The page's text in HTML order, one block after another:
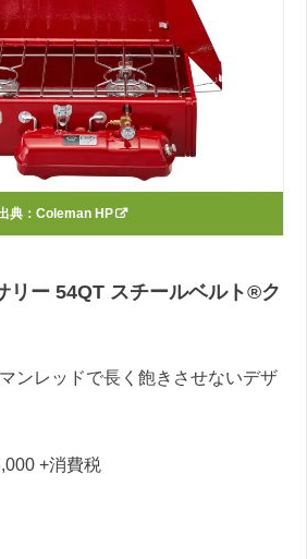
典： Coleman HP
リー 54QT スチールベルト®ク
ンレッドで長く飽きさせないデザ
+消費税